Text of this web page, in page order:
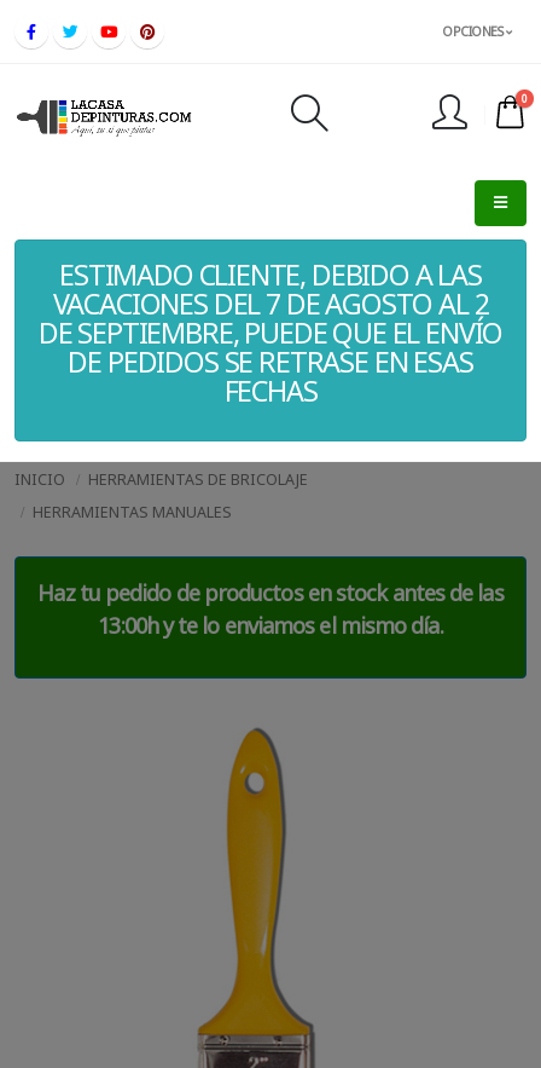
OPCIONES
0
ESTIMADO CLIENTE, DEBIDO A LAS
VACACIONES DEL 7 DE AGOSTO AL 2
DE SEPTIEMBRE, PUEDE QUE EL ENVÍO
DE PEDIDOS SE RETRASE EN ESAS
FECHAS
INICIO
HERRAMIENTAS DE BRICOLAJE
HERRAMIENTAS MANUALES
Haz tu pedido de productos en stock antes de las
13:00h y te lo enviamos el mismo día.